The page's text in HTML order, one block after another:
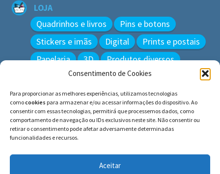
Consentimento de Cookies
Para proporcionar as melhores experiências, utilizamos tecnologias
comocookies para armazenar e/ou acessar informações do dispositivo. Ao
consentir com essas tecnologias, permitirá que processemos dados, como
comportamento de navegação ou IDs exclusivos neste site. Não consentir ou
retirar o consentimento pode afetar adversamente determinadas
funcionalidades e recursos.
Aceitar
LOJA
Quadrinhos e livros
Pins e botons
Stickers e imãs
Digital
Prints e postais
Papelaria
3D Produtos diversos
Pesquisar
por:
© BLUE e os gatos ∙ todos os direitos reservados.
Histórias inspiradas em gatos reais. Adote e cuide dos